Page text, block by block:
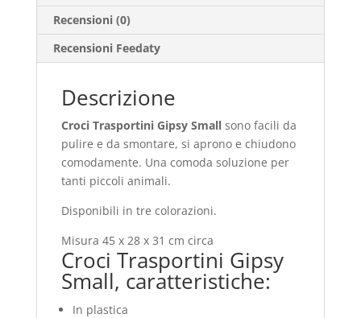
Recensioni (0)
Recensioni Feedaty
Descrizione
Croci Trasportini Gipsy Smallsono facili da
pulire e da smontare, si aprono e chiudono
comodamente. Una comoda soluzione per
tanti piccoli animali.
Disponibili in tre colorazioni.
Misura 45 x 28 x 31 cm circa
Croci Trasportini Gipsy
Small, caratteristiche:
In plastica